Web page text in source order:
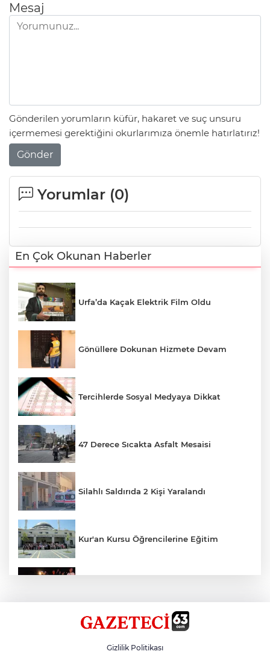
Mesaj
Gönderilen yorumların küfür, hakaret ve suç unsuru
içermemesi gerektiğini okurlarımıza önemle hatırlatırız!
Gönder
Yorumlar (0)
En Çok Okunan Haberler
Urfa’da Kaçak Elektrik Film Oldu
Gönüllere Dokunan Hizmete Devam
Tercihlerde Sosyal Medyaya Dikkat
47 Derece Sıcakta Asfalt Mesaisi
Silahlı Saldırıda 2 Kişi Yaralandı
Kur'an Kursu Öğrencilerine Eğitim
Siverek’te Mahmut Gülel Dönemi
Gizlilik Politikası